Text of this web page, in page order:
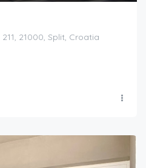
21000, Split, Croatia